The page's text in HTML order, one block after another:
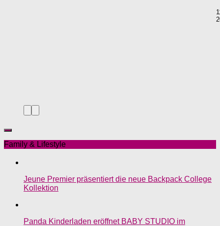
Family & Lifestyle
Jeune Premier präsentiert die neue Backpack College
Kollektion
Panda Kinderladen eröffnet BABY STUDIO im